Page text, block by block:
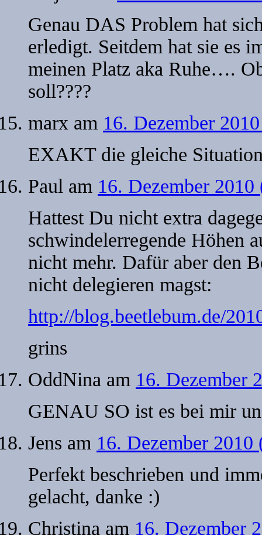
Genau DAS Problem hat
erledigt. Seitdem hat sie es
meinen Platz aka Ruhe….
soll????
marx am 16. Dezember
EXAKT die gleiche
Paul am 16. Dezember
Hattest Du nicht extra
schwindelerregende Höhen
nicht mehr. Dafür aber den
nicht delegieren magst:
http://blog.beetlebum.de/
grins
OddNina am 16. Dezember
GENAU SO ist es bei mir
Jens am 16. Dezember
Perfekt beschrieben und
gelacht, danke :)
Christina am 16. Dezember